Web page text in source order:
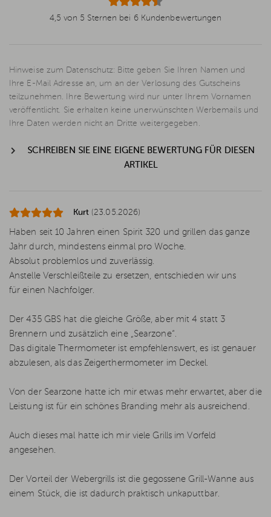
4,5 von 5 Sternen bei 6 Kundenbewertungen
Hinweise zum Datenschutz: Bitte geben Sie Ihren Namen und
Ihre E-Mail Adresse an, um an der Verlosung des Gutscheins
teilzunehmen. Ihre Bewertung wird nur unter Ihrem Vornamen
veröffentlicht. Sie erhalten keine unerwünschten Werbemails und
Ihre Daten werden nicht an Dritte weitergegeben.
SCHREIBEN SIE EINE EIGENE BEWERTUNG FÜR DIESEN
ARTIKEL
Kurt (23.05.2026)
Haben seit 10 Jahren einen Spirit 320 und grillen das ganze
Jahr durch, mindestens einmal pro Woche.
Absolut problemlos und zuverlässig.
Anstelle Verschleißteile zu ersetzen, entschieden wir uns
für einen Nachfolger.
Der 435 GBS hat die gleiche Größe, aber mit 4 statt 3
Brennern und zusätzlich eine „Searzone“.
Das digitale Thermometer ist empfehlenswert, es ist genauer
abzulesen, als das Zeigerthermometer im Deckel.
Von der Searzone hatte ich mir etwas mehr erwartet, aber die
Leistung ist für ein schönes Branding mehr als ausreichend.
Auch dieses mal hatte ich mir viele Grills im Vorfeld
angesehen.
Der Vorteil der Webergrills ist die gegossene Grill-Wanne aus
einem Stück, die ist dadurch praktisch unkaputtbar.